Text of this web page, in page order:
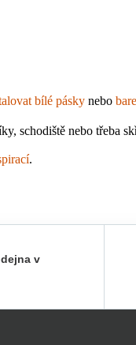
bílé pásky nebo
schodiště nebo třeba
.
v